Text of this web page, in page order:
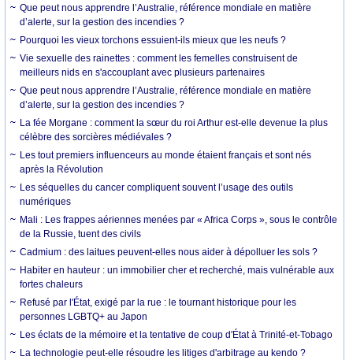
Que peut nous apprendre l’Australie, référence mondiale en matière
d’alerte, sur la gestion des incendies ?
Pourquoi les vieux torchons essuient-ils mieux que les neufs ?
Vie sexuelle des rainettes : comment les femelles construisent de
meilleurs nids en s'accouplant avec plusieurs partenaires
Que peut nous apprendre l’Australie, référence mondiale en matière
d’alerte, sur la gestion des incendies ?
La fée Morgane : comment la sœur du roi Arthur est-elle devenue la plus
célèbre des sorcières médiévales ?
Les tout premiers influenceurs au monde étaient français et sont nés
après la Révolution
Les séquelles du cancer compliquent souvent l’usage des outils
numériques
Mali : Les frappes aériennes menées par « Africa Corps », sous le contrôle
de la Russie, tuent des civils
Cadmium : des laitues peuvent-elles nous aider à dépolluer les sols ?
Habiter en hauteur : un immobilier cher et recherché, mais vulnérable aux
fortes chaleurs
Refusé par l'État, exigé par la rue : le tournant historique pour les
personnes LGBTQ+ au Japon
Les éclats de la mémoire et la tentative de coup d'État à Trinité-et-Tobago
La technologie peut-elle résoudre les litiges d'arbitrage au kendo ?